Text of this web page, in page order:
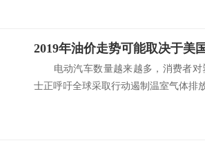
2019年油价走势可能取决于美
电动汽车数量越来越多，消费者对
士正呼吁全球采取行动遏制温室气体排